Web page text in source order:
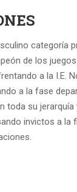
categoría
de los
a la I.E.
a la fase
toda su jerarquía
invictos a la